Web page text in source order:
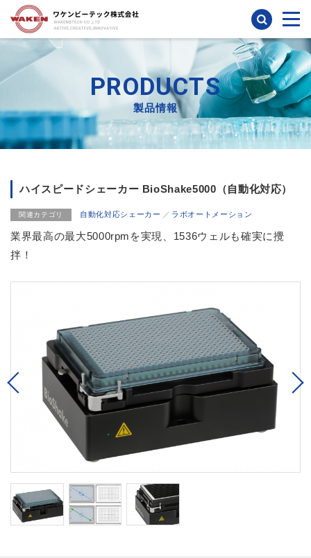
検索
PRODUCTS
製品情報
ハイスピードシェーカー BioShake5000（自動化対応）
関連カテゴリ 自動化対応シェーカー ラボオートメーション
業界最高の最大5000rpmを実現、1536ウェルも確実に攪
拌！
Previous